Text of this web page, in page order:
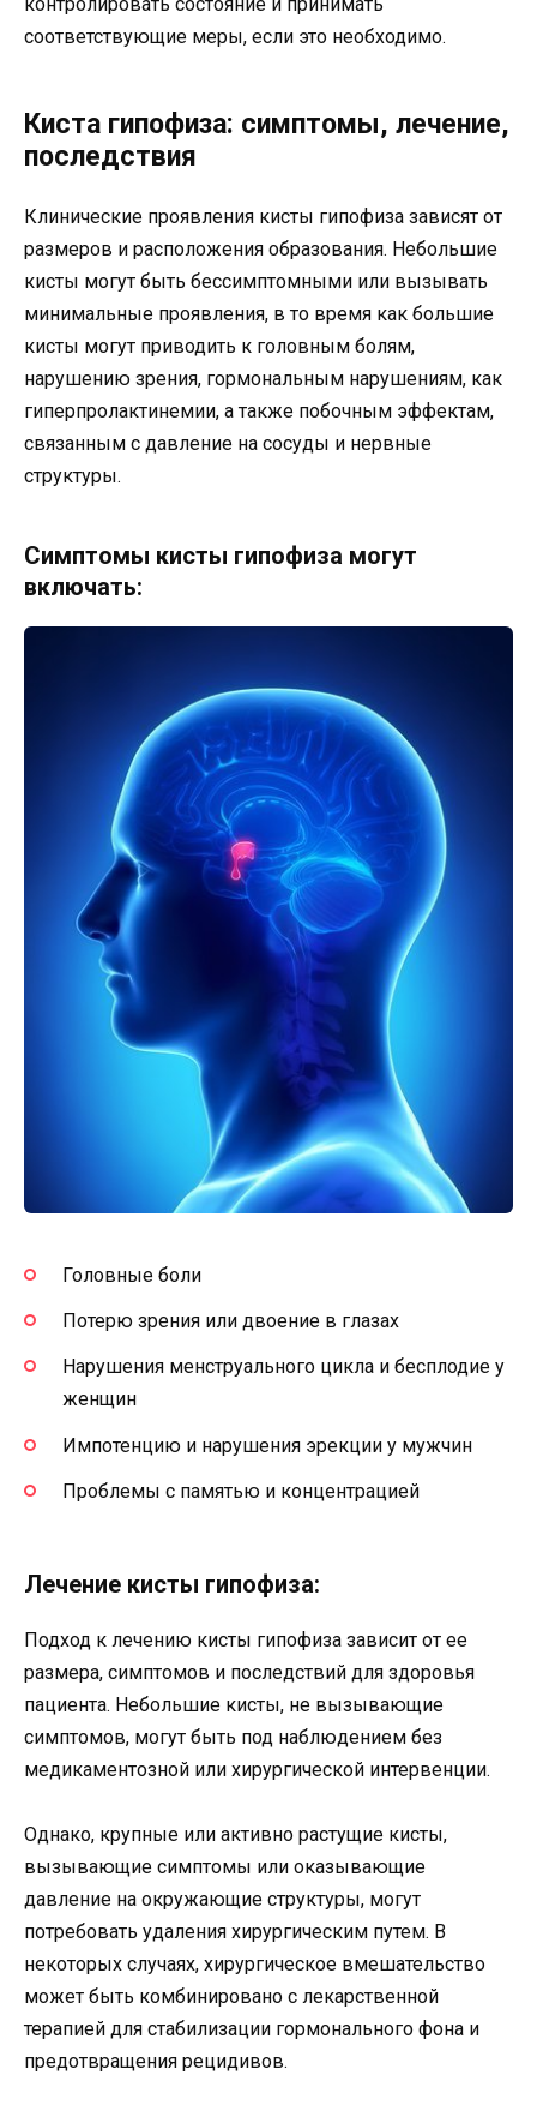
соответствующие меры, если это необходимо.
Киста гипофиза: симптомы, лечение,
последствия
Клинические проявления кисты гипофиза зависят от
размеров и расположения образования. Небольшие
кисты могут быть бессимптомными или вызывать
минимальные проявления, в то время как большие
кисты могут приводить к головным болям,
нарушению зрения, гормональным нарушениям, как
гиперпролактинемии, а также побочным эффектам,
связанным с давление на сосуды и нервные
структуры.
Симптомы кисты гипофиза могут
включать:
Головные боли
Потерю зрения или двоение в глазах
Нарушения менструального цикла и бесплодие у
женщин
Импотенцию и нарушения эрекции у мужчин
Проблемы с памятью и концентрацией
Лечение кисты гипофиза:
Подход к лечению кисты гипофиза зависит от ее
размера, симптомов и последствий для здоровья
пациента. Небольшие кисты, не вызывающие
симптомов, могут быть под наблюдением без
медикаментозной или хирургической интервенции.
Однако, крупные или активно растущие кисты,
вызывающие симптомы или оказывающие
давление на окружающие структуры, могут
потребовать удаления хирургическим путем. В
некоторых случаях, хирургическое вмешательство
может быть комбинировано с лекарственной
терапией для стабилизации гормонального фона и
предотвращения рецидивов.